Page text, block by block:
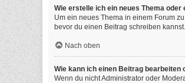
Wie erstelle ich ein neues Thema oder
Um ein neues Thema in einem Forum
bevor du einen Beitrag schreiben
Nach oben
Wie kann ich einen Beitrag bearbeiten
Wenn du nicht Administrator oder